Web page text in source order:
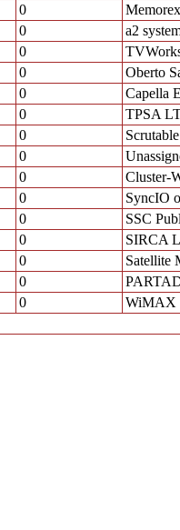
0
0
a2
0
0
Oberto
0
Capella
0
TPSA
0
0
0
Cluster-
0
SyncIO
0
SSC
0
SIRCA
0
Satellite
0
0
WiMAX